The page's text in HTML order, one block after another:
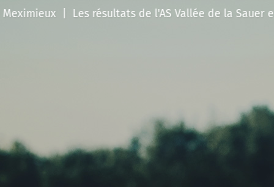
| Les résultats de l'AS Vallée de la Sauer en